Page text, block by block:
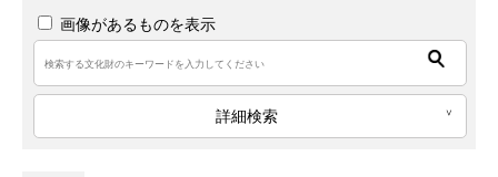
画像があるものを表示
詳細検索